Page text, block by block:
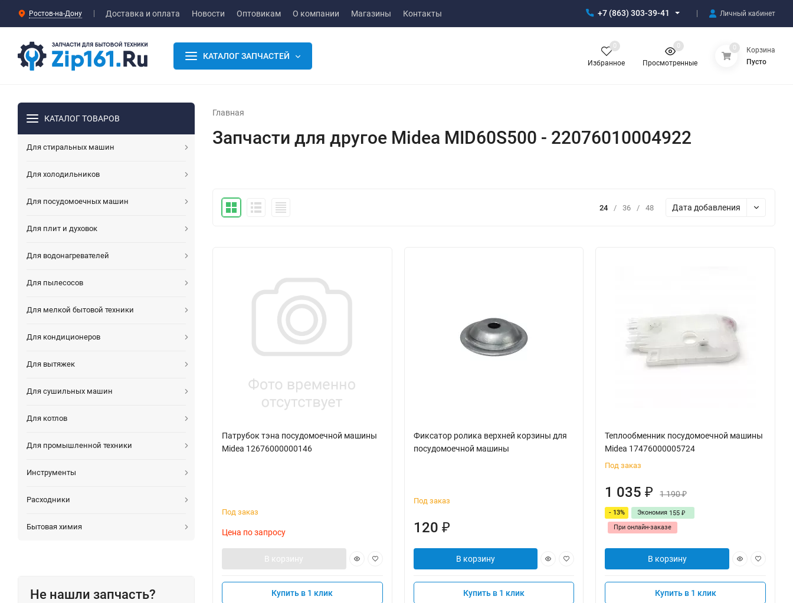
Ростов-на-Дону Доставка и оплата Новости Оптовикам О компании Магазины Контакты +7 (863) 303-39-41 Личный кабинет
КАТАЛОГ ЗАПЧАСТЕЙ
Избранное
0
Просмотренные
0 0
Корзина
Пусто
КАТАЛОГ ТОВАРОВ
Для стиральных машин
Для холодильников
Для посудомоечных машин
Для плит и духовок
Для водонагревателей
Для пылесосов
Для мелкой бытовой техники
Для кондиционеров
Для вытяжек
Для сушильных машин
Для котлов
Для промышленной техники
Инструменты
Расходники
Бытовая химия
Не нашли запчасть?
Главная
Запчасти для другое Midea MID60S500 - 22076010004922
24 / 36 / 48 Дата добавления
Патрубок тэна посудомоечной машины
Midea 12676000000146
Под заказ
Цена по запросу
В корзину
Купить в 1 клик
Фиксатор ролика верхней корзины для
посудомоечной машины
Под заказ
120 ₽
В корзину
Купить в 1 клик
Теплообменник посудомоечной машины
Midea 17476000005724
Под заказ
1 035₽ 1 190₽
- 13% Экономия 155₽
При онлайн-заказе
В корзину
Купить в 1 клик